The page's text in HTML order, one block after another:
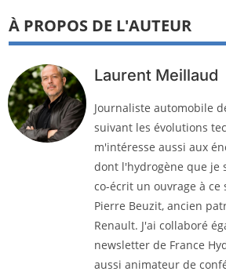
À PROPOS DE L'AUTEUR
Laurent Meillaud
Journaliste automobile
suivant les évolutions
m'intéresse aussi aux
dont l'hydrogène que je
co-écrit un ouvrage à ce
Pierre Beuzit, ancien
Renault. J'ai collaboré
newsletter de France
aussi animateur de